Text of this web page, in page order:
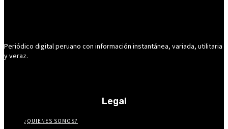
Periódico digital peruano con información instantánea, variada, utilitaria
y veraz.
Legal
¿QUIENES SOMOS?